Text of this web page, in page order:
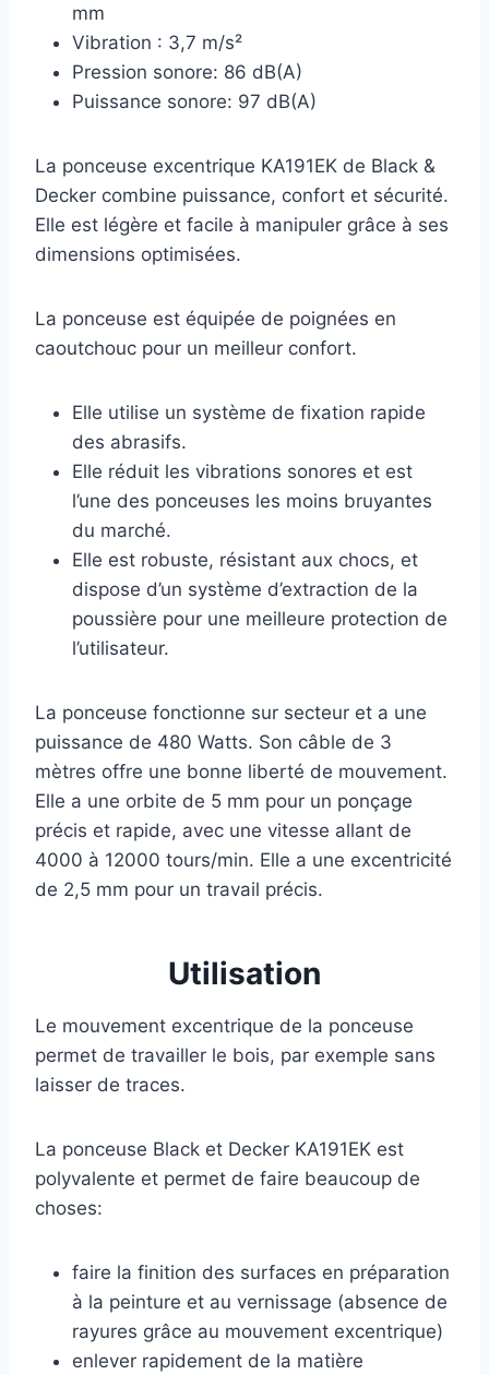
mm
Vibration : 3,7 m/s²
Pression sonore: 86 dB(A)
Puissance sonore: 97 dB(A)
La ponceuse excentrique KA191EK de Black &
Decker combine puissance, confort et sécurité.
Elle est légère et facile à manipuler grâce à ses
dimensions optimisées.
La ponceuse est équipée de poignées en
caoutchouc pour un meilleur confort.
Elle utilise un système de fixation rapide
des abrasifs.
Elle réduit les vibrations sonores et est
l’une des ponceuses les moins bruyantes
du marché.
Elle est robuste, résistant aux chocs, et
dispose d’un système d’extraction de la
poussière pour une meilleure protection de
l’utilisateur.
La ponceuse fonctionne sur secteur et a une
puissance de 480 Watts. Son câble de 3
mètres offre une bonne liberté de mouvement.
Elle a une orbite de 5 mm pour un ponçage
précis et rapide, avec une vitesse allant de
4000 à 12000 tours/min. Elle a une excentricité
de 2,5 mm pour un travail précis.
Utilisation
Le mouvement excentrique de la ponceuse
permet de travailler le bois, par exemple sans
laisser de traces.
La ponceuse Black et Decker KA191EK est
polyvalente et permet de faire beaucoup de
choses:
faire la finition des surfaces en préparation
à la peinture et au vernissage (absence de
rayures grâce au mouvement excentrique)
enlever rapidement de la matière